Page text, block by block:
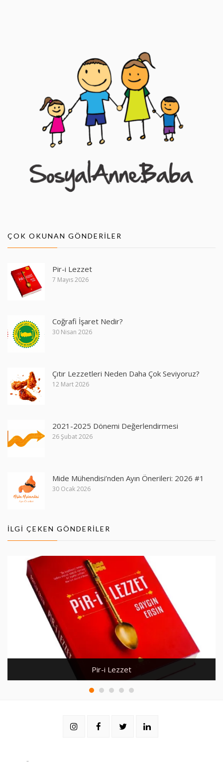
ÇOK OKUNAN GÖNDERILER
Pir-i Lezzet
7 Mayıs 2026
Coğrafi İşaret Nedir?
30 Nisan 2026
Çıtır Lezzetleri Neden Daha Çok Seviyoruz?
12 Mart 2026
2021-2025 Dönemi Değerlendirmesi
26 Şubat 2026
Mide Mühendisi’nden Ayın Önerileri: 2026 #1
30 Ocak 2026
İLGI ÇEKEN GÖNDERILER
Pir-i Lezzet